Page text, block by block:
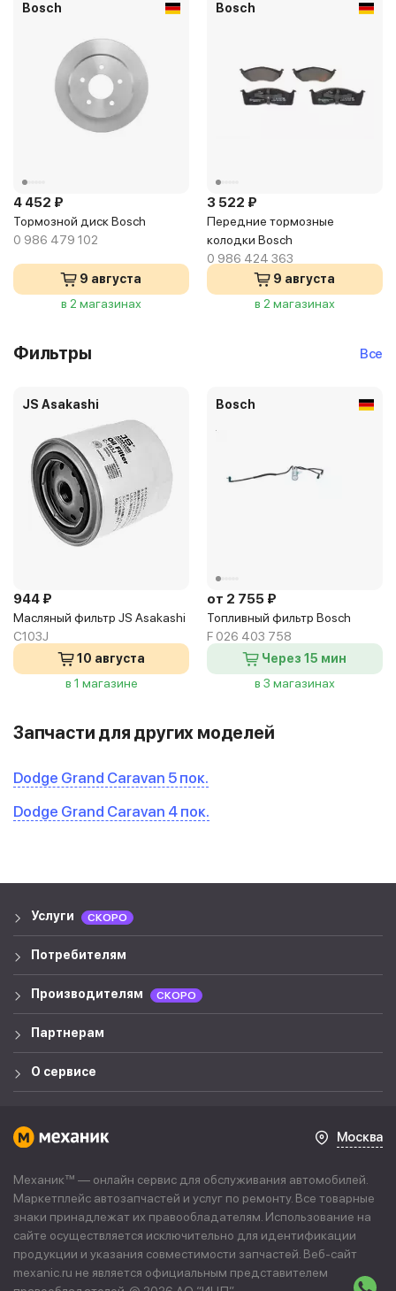
Bosch
4 452 ₽
Тормозной диск Bosch
0 986 479 102
9 августа
в 2 магазинах
Bosch
3 522 ₽
Передние тормозные
колодки Bosch
0 986 424 363
9 августа
в 2 магазинах
Фильтры Все
JS Asakashi
944 ₽
Масляный фильтр JS Asakashi
C103J
10 августа
в 1 магазине
Bosch
от 2 755 ₽
Топливный фильтр Bosch
F 026 403 758
Через 15 мин
в 3 магазинах
Запчасти для других моделей
Dodge Grand Caravan 5 пок.
Dodge Grand Caravan 4 пок.
Услуги СКОРО
Потребителям
Производителям СКОРО
Партнерам
О сервисе
Москва
Механик™ — онлайн сервис для обслуживания автомобилей.
Маркетплейс автозапчастей и услуг по ремонту. Все товарные
знаки принадлежат их правообладателям. Использование на
сайте осуществляется исключительно для идентификации
продукции и указания совместимости запчастей. Веб-сайт
mexanic.ru не является официальным представителем